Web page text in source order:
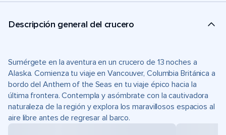
Descripción general del crucero
Sumérgete en la aventura en un crucero de 13 noches a
Alaska. Comienza tu viaje en Vancouver, Columbia Británica a
bordo del Anthem of the Seas en tu viaje épico hacia la
última frontera. Contempla y asómbrate con la cautivadora
naturaleza de la región y explora los maravillosos espacios al
aire libre antes de regresar al barco.